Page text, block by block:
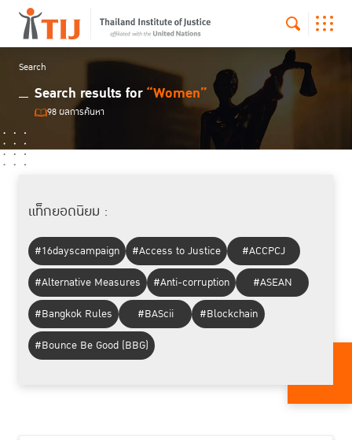
Search
Search results for“Women”
98 ผลการค้นหา
แท็กยอดนิยม :
#16dayscampaign #Access to Justice
#ACCPCJ
#Alternative Measures
#Anti-corruption
#ASEAN
#Bangkok Rules
#BAScii
#Blockchain
#Bounce Be Good (BBG)